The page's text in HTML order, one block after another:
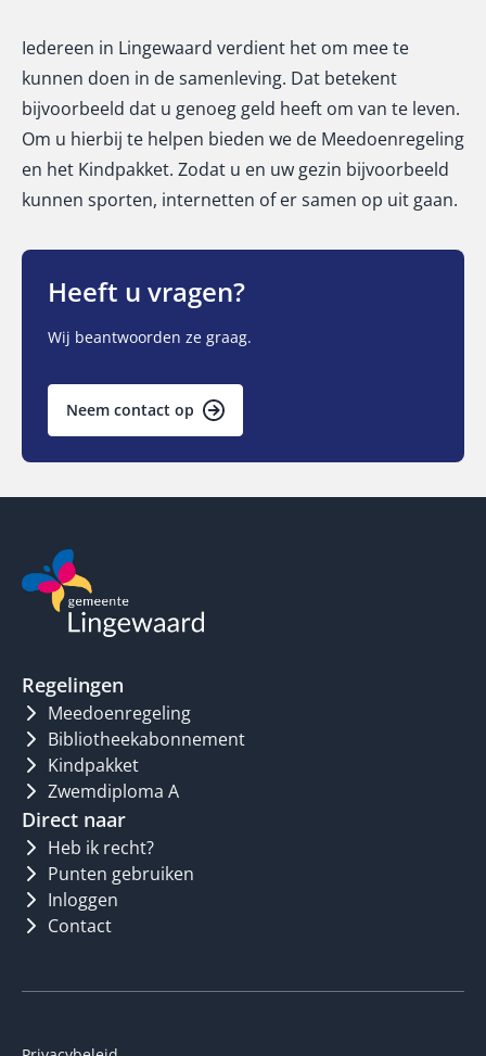
Iedereen in Lingewaard verdient het om mee te
kunnen doen in de samenleving. Dat betekent
bijvoorbeeld dat u genoeg geld heeft om van te leven.
Om u hierbij te helpen bieden we de Meedoenregeling
en het Kindpakket. Zodat u en uw gezin bijvoorbeeld
kunnen sporten, internetten of er samen op uit gaan.
Heeft u vragen?
Wij beantwoorden ze graag.
Neem contact op
Regelingen
Meedoenregeling
Bibliotheekabonnement
Kindpakket
Zwemdiploma A
Direct naar
Heb ik recht?
Punten gebruiken
Inloggen
Contact